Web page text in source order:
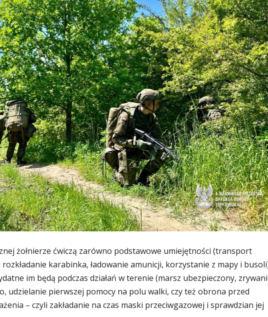
żołnierze ćwiczą zarówno podstawowe umiejętności (transport
karabinka, ładowanie amunicji, korzystanie z mapy i
im będą podczas działań w terenie (marsz ubezpieczony,
udzielanie pierwszej pomocy na polu walki, czy też obrona przed
– czyli zakładanie na czas maski przeciwgazowej i sprawdzian jej